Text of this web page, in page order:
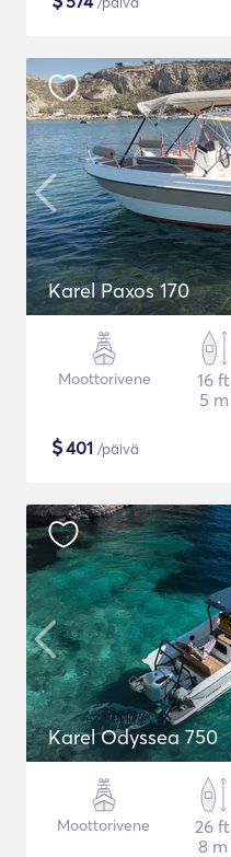
Karel Paxos 170
Moottorivene
16 ft
5 m
$401 /päivä
Karel Odyssea 750
Moottorivene
26 ft
8 m